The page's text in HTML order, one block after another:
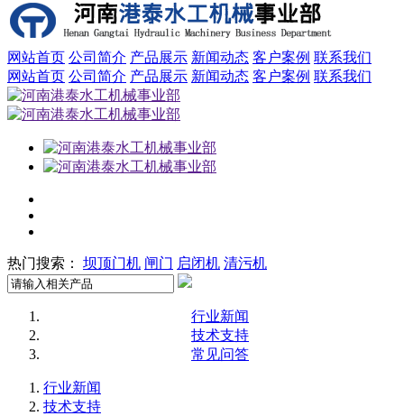
网站首页 公司简介 产品展示 新闻动态 客户案例 联系我们
网站首页 公司简介 产品展示 新闻动态 客户案例 联系我们
热门搜索： 坝顶门机 闸门 启闭机 清污机
行业新闻
技术支持
常见问答
行业新闻
技术支持